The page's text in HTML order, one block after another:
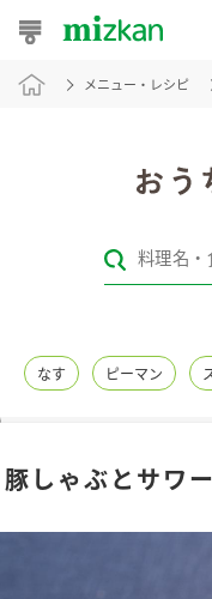
おうちレシピ
レシピカテゴリ一覧
レシピ名特集
商品情報
メニュー・レシピ
なす ピーマン
豚しゃぶとサワ